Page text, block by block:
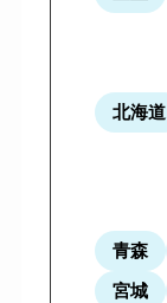
北海道
青森
宮城